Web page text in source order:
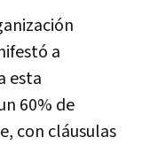
a
esta
60% de
con cláusulas